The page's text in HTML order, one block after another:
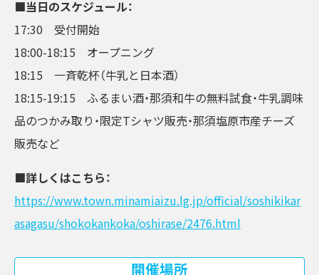
■当日のスケジュール：
17:30 受付開始
18:00-18:15 オープニング
18:15 一斉乾杯（牛乳と日本酒）
18:15-19:15 ふるまい酒・那須和牛の無料試食・牛乳調味
品のつかみ取り・限定Tシャツ販売・那須塩原市産チーズ
販売など
■詳しくはこちら：
https://www.town.minamiaizu.lg.jp/official/soshikikar
asagasu/shokokankoka/oshirase/2476.html
開催場所